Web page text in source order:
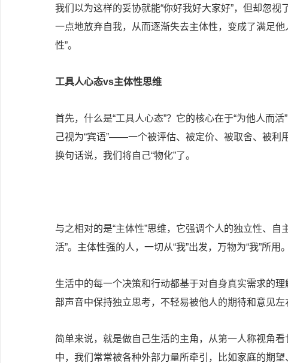
我们以为这样的妥协就能“你好我好大家好”，但却忽
一点地放弃自我，从而逐渐失去主体性，变成了满足
性”。
工具人心态vs主体性思维
首先，什么是“工具人心态”？它的核心在于“为他人而
己视为“宾语”——一个被评估、被定价、被取舍、被利
换句话说，我们将自己“物化”了。
与之相对的是“主体性”思维，它强调个人的独立性、自
活”。主体性强的人，一切从“我”出发，万物为“我”所用。
生活中的每一个决策和行动都基于对自身真实需求的
部声音中保持独立思考，不轻易被他人的期待和意见左
简单来说，就是做自己生活的主角，从第一人称视角
中，我们常常被各种外部力量所牵引，比如家庭的期